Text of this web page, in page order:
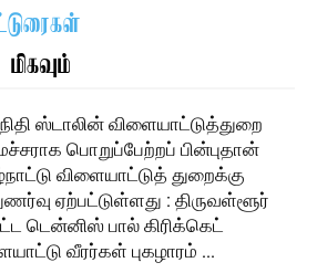
மிகவும்
ஸ்டாலின் விளையாட்டுத்துறை
பொறுப்பேற்றப் பின்புதான்
விளையாட்டுத் துறைக்கு
ஏற்பட்டுள்ளது : திருவள்ளூர்
டென்னிஸ் பால் கிரிக்கெட்
வீரர்கள் புகழாரம் …